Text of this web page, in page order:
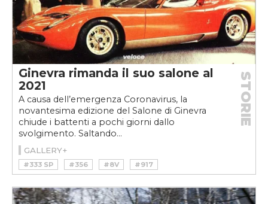
Ginevra rimanda il suo salone al
2021
A causa dell’emergenza Coronavirus, la
novantesima edizione del Salone di Ginevra
chiude i battenti a pochi giorni dallo
svolgimento. Saltando...
STORIE
GALLERY+
#333 SP #356 #8V
#917
#BUGATTI
#COUNTACH
#E-TYPE
#EB 110
#FERRARI
#FERRARI MODULO